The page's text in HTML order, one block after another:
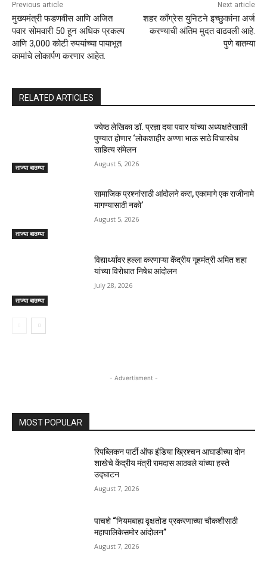
Previous article
मुख्यमंत्री फडणवीस आणि अजित
पवार सोमवारी 50 हून अधिक प्रकल्प
आणि 3,000 कोटी रुपयांच्या पायाभूत
कामांचे लोकार्पण करणार आहेत.
Next article
शहर काँग्रेस युनिटने इच्छुकांना अर्ज
करण्याची अंतिम मुदत वाढवली आहे.
पुणे बातम्या
RELATED ARTICLES
ताज्या बातम्या
ज्येष्ठ लेखिका डॉ. प्रज्ञा दया पवार यांच्या अध्यक्षतेखाली
पुण्यात होणार ‘लोकशाहीर अण्णा भाऊ साठे विचारवेध
साहित्य संमेलन
August 5, 2026
ताज्या बातम्या
सामाजिक प्रश्नांसाठी आंदोलने करा, एकामागे एक राजीनामे
मागण्यासाठी नको’
August 5, 2026
ताज्या बातम्या
विद्यार्थ्यांवर हल्ला करणाऱ्या केंद्रीय गृहमंत्री अमित शहा
यांच्या विरोधात निषेध आंदोलन
July 28, 2026
- Advertisment -
MOST POPULAR
रिपब्लिकन पार्टी ऑफ इंडिया ख्रिश्चन आघाडीच्या दोन
शाखेचे केंद्रीय मंत्री रामदास आठवले यांच्या हस्ते
उद्घाटन
August 7, 2026
पाचशे “नियमबाह्य वृक्षतोड प्रकरणाच्या चौकशीसाठी
महापालिकेसमोर आंदोलन”
August 7, 2026